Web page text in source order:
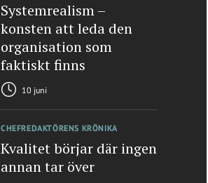
Systemrealism –
konsten att leda den
organisation som
faktiskt finns
10 juni
CHEFREDAKTÖRENS KRÖNIKA
Kvalitet börjar där ingen
annan tar över